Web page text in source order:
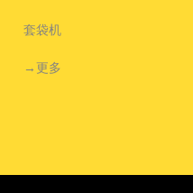
套袋机
→更多